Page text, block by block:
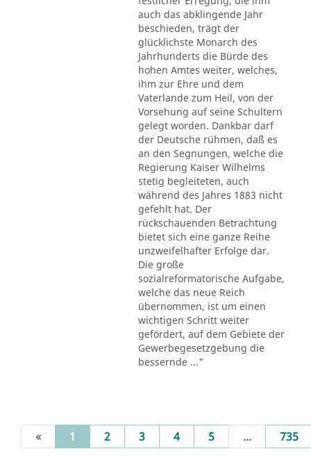
auch das abklingende Jahr
beschieden, trägt der
glücklichste Monarch des
Jahrhunderts die Bürde des
hohen Amtes weiter, welches,
ihm zur Ehre und dem
Vaterlande zum Heil, von der
Vorsehung auf seine Schultern
gelegt worden. Dankbar darf
der Deutsche rühmen, daß es
an den Segnungen, welche die
Regierung Kaiser Wilhelms
stetig begleiteten, auch
während des Jahres 1883 nicht
gefehlt hat. Der
rückschauenden Betrachtung
bietet sich eine ganze Reihe
unzweifelhafter Erfolge dar.
Die große
sozialreformatorische Aufgabe,
welche das neue Reich
übernommen, ist um einen
wichtigen Schritt weiter
gefördert, auf dem Gebiete der
Gewerbegesetzgebung die
bessernde ..."
« 1 (current)
2 3 4 5 ... 735